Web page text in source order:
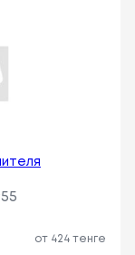
от 424 тенге